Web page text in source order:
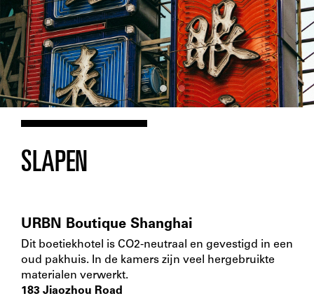
SLAPEN
URBN Boutique Shanghai
Dit boetiekhotel is CO2-neutraal en gevestigd in een
oud pakhuis. In de kamers zijn veel hergebruikte
materialen verwerkt.
183 Jiaozhou Road